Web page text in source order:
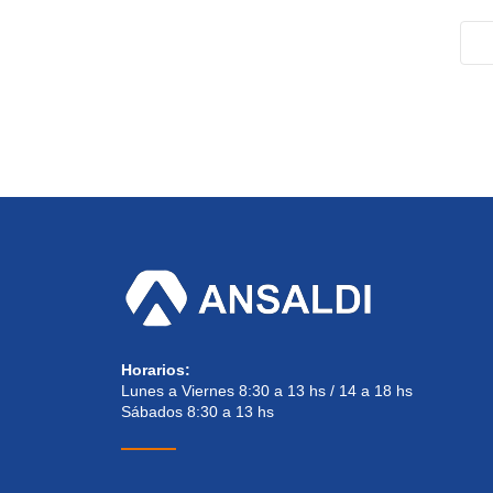
Horarios:
Lunes a Viernes 8:30 a 13 hs / 14 a 18 hs
Sábados 8:30 a 13 hs